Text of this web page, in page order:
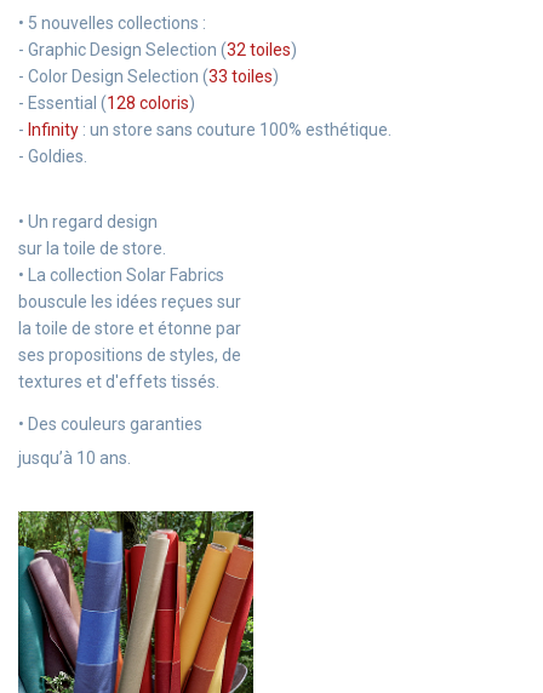
• 5 nouvelles collections :
- Graphic Design Selection (32 toiles)
- Color Design Selection (33 toiles)
- Essential (128 coloris)
- Infinity : un store sans couture 100% esthétique.
- Goldies.
• Un regard design
sur la toile de store.
• La collection Solar Fabrics
bouscule les idées reçues sur
la toile de store et étonne par
ses propositions de styles, de
textures et d'effets tissés.
• Des couleurs garanties
jusqu’à 10 ans.